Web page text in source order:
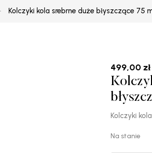
Kolczyki kola srebrne duże błyszczące 75
499,00 zł
Kolczyki
Na stanie